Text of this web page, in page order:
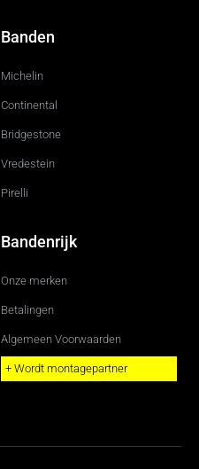
Banden
Michelin
Continental
Bridgestone
Vredestein
Pirelli
Bandenrijk
Onze merken
Betalingen
Algemeen Voorwaarden
+ Wordt montagepartner